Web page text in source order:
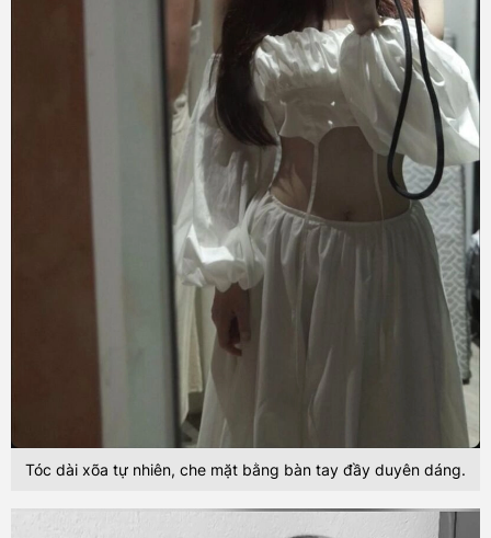
Tóc dài xõa tự nhiên, che mặt bằng bàn tay đầy duyên dáng.